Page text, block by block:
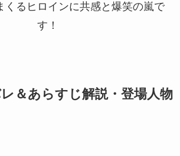
くるヒロインに共感と爆笑の嵐で
す！
＆あらすじ解説・登場人物